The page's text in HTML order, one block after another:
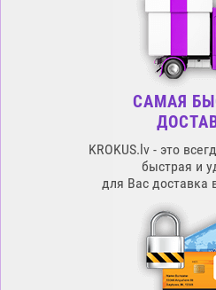
САМАЯ
KROKUS.lv - это
быстрая и
для Вас доставка